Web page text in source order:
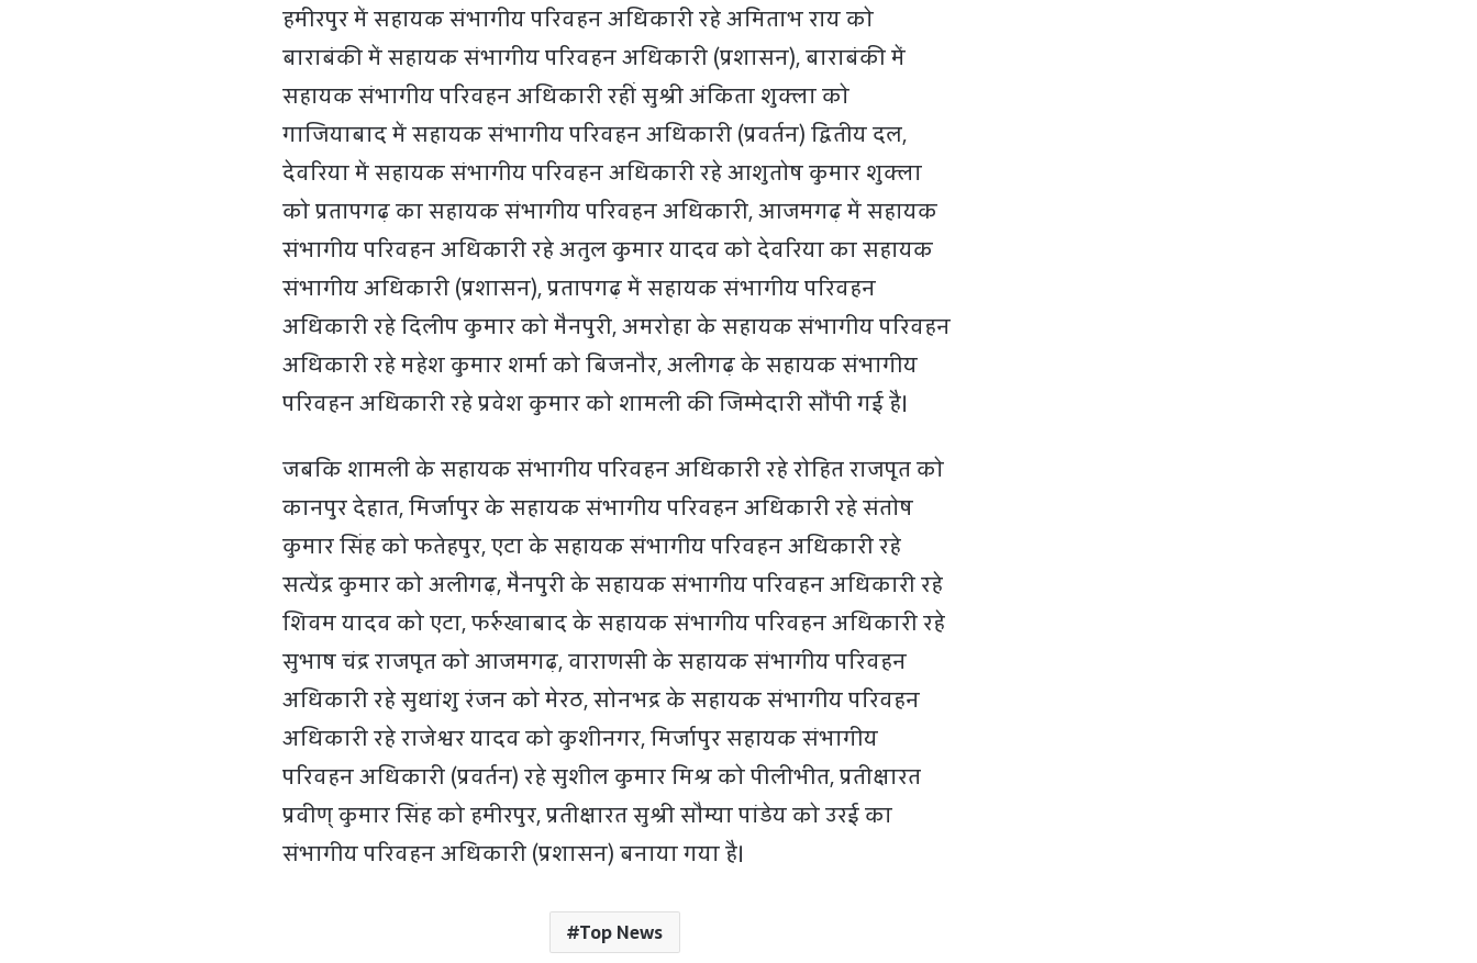
हमीरपुर में सहायक संभागीय परिवहन अधिकारी रहे अमिताभ राय को
बाराबंकी में सहायक संभागीय परिवहन अधिकारी (प्रशासन), बाराबंकी में
सहायक संभागीय परिवहन अधिकारी रहीं सुश्री अंकिता शुक्ला को
गाजियाबाद में सहायक संभागीय परिवहन अधिकारी (प्रवर्तन) द्वितीय दल,
देवरिया में सहायक संभागीय परिवहन अधिकारी रहे आशुतोष कुमार शुक्ला
को प्रतापगढ़ का सहायक संभागीय परिवहन अधिकारी, आजमगढ़ में सहायक
संभागीय परिवहन अधिकारी रहे अतुल कुमार यादव को देवरिया का सहायक
संभागीय अधिकारी (प्रशासन), प्रतापगढ़ में सहायक संभागीय परिवहन
अधिकारी रहे दिलीप कुमार को मैनपुरी, अमरोहा के सहायक संभागीय परिवहन
अधिकारी रहे महेश कुमार शर्मा को बिजनौर, अलीगढ़ के सहायक संभागीय
परिवहन अधिकारी रहे प्रवेश कुमार को शामली की जिम्मेदारी सौंपी गई है।
जबकि शामली के सहायक संभागीय परिवहन अधिकारी रहे रोहित राजपूत को
कानपुर देहात, मिर्जापुर के सहायक संभागीय परिवहन अधिकारी रहे संतोष
कुमार सिंह को फतेहपुर, एटा के सहायक संभागीय परिवहन अधिकारी रहे
सत्येंद्र कुमार को अलीगढ़, मैनपुरी के सहायक संभागीय परिवहन अधिकारी रहे
शिवम यादव को एटा, फर्रुखाबाद के सहायक संभागीय परिवहन अधिकारी रहे
सुभाष चंद्र राजपूत को आजमगढ़, वाराणसी के सहायक संभागीय परिवहन
अधिकारी रहे सुधांशु रंजन को मेरठ, सोनभद्र के सहायक संभागीय परिवहन
अधिकारी रहे राजेश्वर यादव को कुशीनगर, मिर्जापुर सहायक संभागीय
परिवहन अधिकारी (प्रवर्तन) रहे सुशील कुमार मिश्र को पीलीभीत, प्रतीक्षारत
प्रवीण् कुमार सिंह को हमीरपुर, प्रतीक्षारत सुश्री सौम्या पांडेय को उरई का
संभागीय परिवहन अधिकारी (प्रशासन) बनाया गया है।
Top News